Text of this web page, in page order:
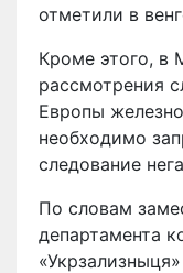
отметили в
Кроме этого, в
рассмотрения
Европы
необходимо
следование
По словам
департамента